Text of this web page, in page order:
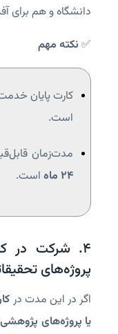
دانشگاه و هم برای
✅ نکته مهم
کارت پایان
است.
مدت‌زمان
۲۴ ماه
است.
۴. شرکت در
پروژه‌های
اگر در این مدت در
یا پروژه‌های پژوهشی